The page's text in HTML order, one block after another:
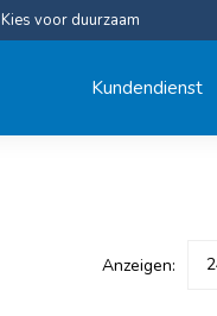
Kies voor duurzaam
Kundendienst
Anzeigen: